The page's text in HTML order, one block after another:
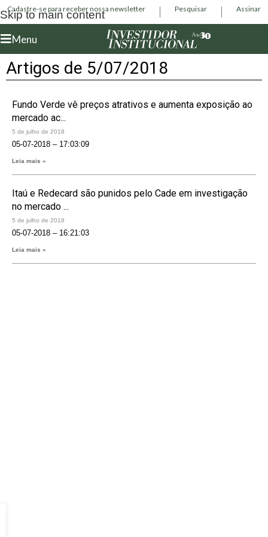
Skip to main content
Cadastre-se para receber nossa newsletter Pesquisar Assinar
Menu
Artigos de 5/07/2018
Fundo Verde vê preços atrativos e aumenta exposição ao
mercado ac...
5 de julho de 2018
05-07-2018 – 17:03:09
Leia mais »
Itaú e Redecard são punidos pelo Cade em investigação
no mercado ...
5 de julho de 2018
05-07-2018 – 16:21:03
Leia mais »